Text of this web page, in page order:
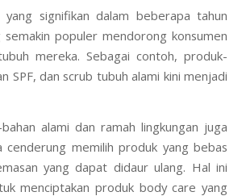
signifikan dalam beberapa tahun
populer mendorong konsumen
mereka. Sebagai contoh, produk-
dan scrub tubuh alami kini menjadi
alami dan ramah lingkungan juga
memilih produk yang bebas
yang dapat didaur ulang. Hal ini
menciptakan produk body care yang